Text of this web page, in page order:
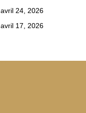
avril 24, 2026
avril 17, 2026